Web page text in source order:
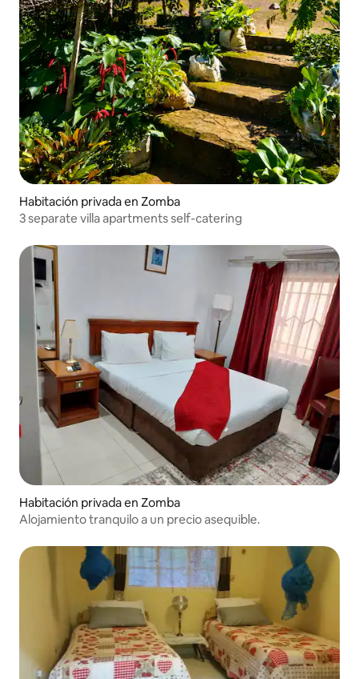
Habitación privada en Zomba
3 separate villa apartments self-catering
Habitación privada en Zomba
Alojamiento tranquilo a un precio asequible.